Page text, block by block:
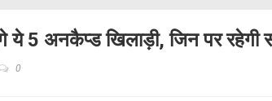
ये 5 अनकैप्ड खिलाड़ी, जिन पर रहेगी
0